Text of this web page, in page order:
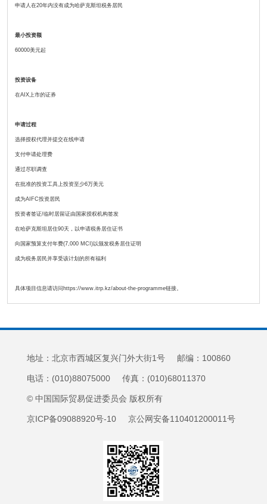
申请人在20年内没有成为哈萨克斯坦税务居民
最小投资额
60000美元起
投资设备
在AIX上市的证券
申请过程
选择授权代理并提交在线申请
支付申请处理费
通过尽职调查
在批准的投资工具上投资至少6万美元
成为AIFC投资居民
投资者签证/临时居留证由国家授权机构签发
在哈萨克斯坦居住90天，以申请税务居住证书
向国家预算支付年费(7,000 MCI)以颁发税务居住证明
成为税务居民并享受该计划的所有福利
具体项目信息请访问https://www.itrp.kz/about-the-programme链接。
地址：北京市西城区复兴门外大街1号 邮编：100860
电话：(010)88075000 传真：(010)68011370
© 中国国际贸易促进委员会 版权所有
京ICP备09088920号-10 京公网安备110401200011号